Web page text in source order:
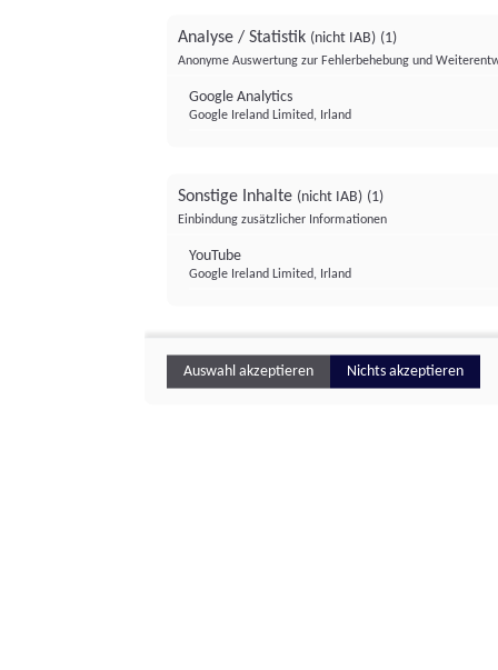
Analyse / Statistik (nicht IAB) (1)
Anonyme Auswertung zur Fehlerbehebung und
Google Analytics
Google Ireland Limited, Irland
Sonstige Inhalte (nicht IAB) (1)
Einbindung zusätzlicher Informationen
YouTube
Google Ireland Limited, Irland
Auswahl akzeptieren Nichts akzeptieren